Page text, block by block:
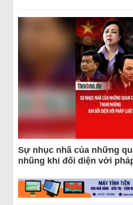
Sự nhục nhã của những
nhũng khi đối diện với